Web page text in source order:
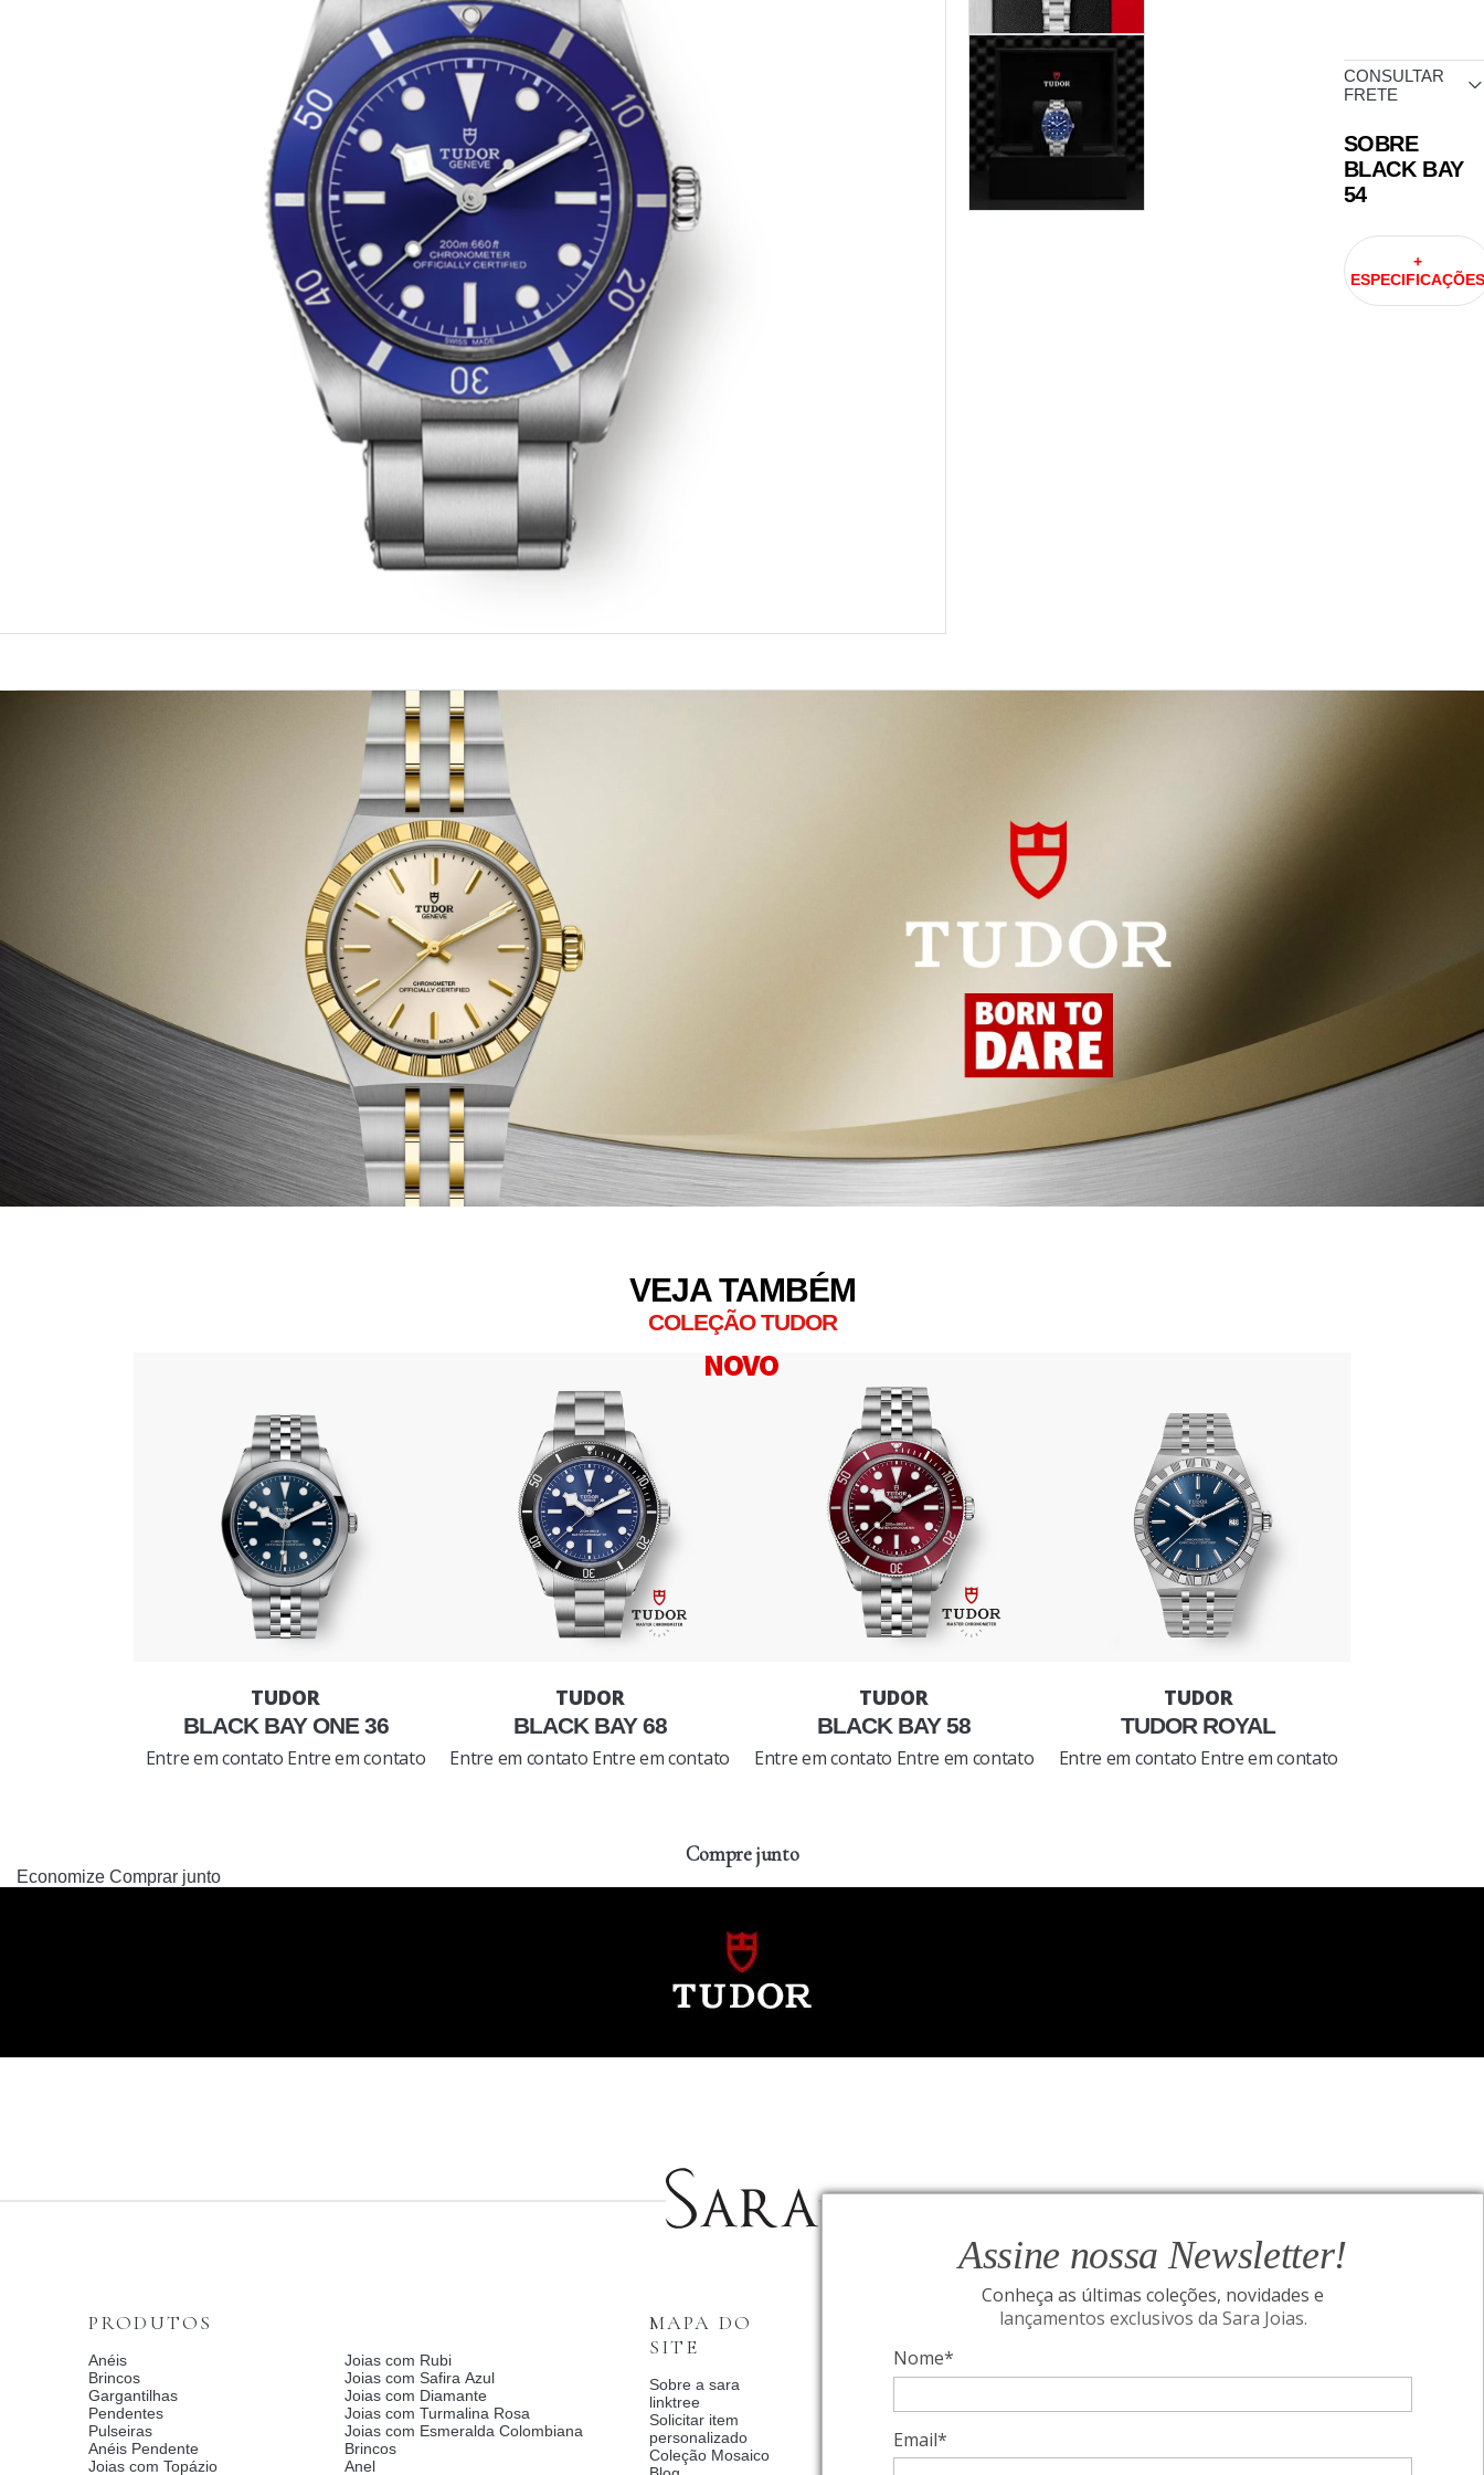
Assine nossa Newsletter!
Conheça as últimas coleções, novidades e
lançamentos exclusivos da Sara Joias.
Nome*
Email*
CONSULTAR
FRETE
SOBRE
BLACK BAY
54
+
ESPECIFICAÇÕES
VEJA TAMBÉM
COLEÇÃO TUDOR
BLACK BAY ONE 36
Entre em contato Entre em contato
BLACK BAY 68
Entre em contato Entre em contato
BLACK BAY 58
Entre em contato Entre em contato
TUDOR ROYAL
Entre em contato Entre em contato
Compre junto
Economize Comprar junto
Assine nossa Newsletter!
Conheça as últimas coleções, novidades e
INSTITUCIONAL
Fale Conosco
Relógios BVLGARI
Condições de privacidade
Catalogo Dia Dos Pais
MAPA DO
SITE
Sobre a sara
linktree
Solicitar item
personalizado
Coleção Mosaico
PRODUTOS
Anéis
Brincos
Gargantilhas
Pendentes
Pulseiras
Anéis Pendente
Joias com Topázio
Joias com Rubi
Joias com Safira Azul
Joias com Diamante
Joias com Turmalina Rosa
Joias com Esmeralda Colombiana
Brincos
Anel
SIGA-NOS